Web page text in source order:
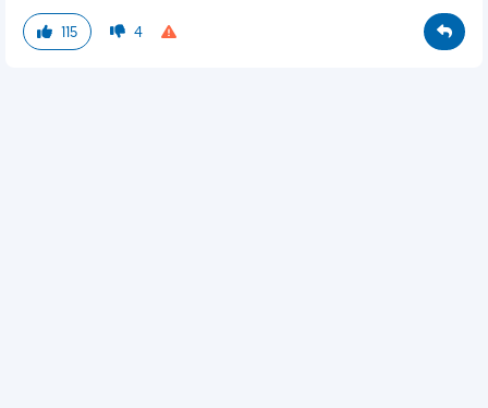
115 4